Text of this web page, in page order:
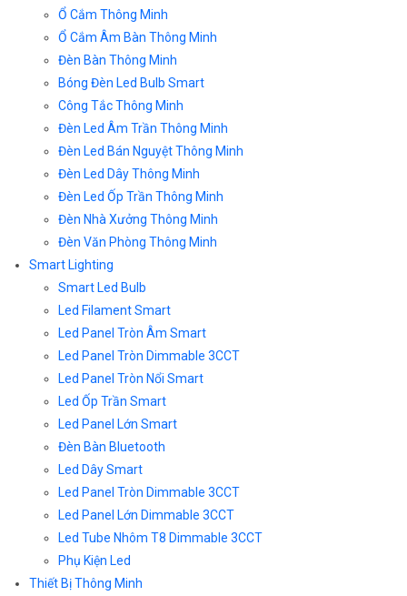
Ổ Cắm Thông Minh
Ổ Cắm Âm Bàn Thông Minh
Đèn Bàn Thông Minh
Bóng Đèn Led Bulb Smart
Công Tắc Thông Minh
Đèn Led Âm Trần Thông Minh
Đèn Led Bán Nguyệt Thông Minh
Đèn Led Dây Thông Minh
Đèn Led Ốp Trần Thông Minh
Đèn Nhà Xưởng Thông Minh
Đèn Văn Phòng Thông Minh
Smart Lighting
Smart Led Bulb
Led Filament Smart
Led Panel Tròn Âm Smart
Led Panel Tròn Dimmable 3CCT
Led Panel Tròn Nổi Smart
Led Ốp Trần Smart
Led Panel Lớn Smart
Đèn Bàn Bluetooth
Led Dây Smart
Led Panel Tròn Dimmable 3CCT
Led Panel Lớn Dimmable 3CCT
Led Tube Nhôm T8 Dimmable 3CCT
Phụ Kiện Led
Thiết Bị Thông Minh